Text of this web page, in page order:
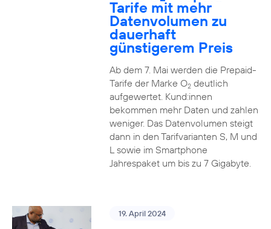
Tarife mit mehr
Datenvolumen zu
dauerhaft
günstigerem Preis
Ab dem 7. Mai werden die Prepaid-
Tarife der Marke O2deutlich
aufgewertet. Kund:innen
bekommen mehr Daten und zahlen
weniger. Das Datenvolumen steigt
dann in den Tarifvarianten S, M und
L sowie im Smartphone
Jahrespaket um bis zu 7 Gigabyte.
19. April 2024